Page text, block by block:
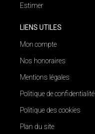
Estimer
LIENS UTILES
Mon compte
Nos honoraires
Mentions légales
Politique de confidentialité
Politique des cookies
Plan du site